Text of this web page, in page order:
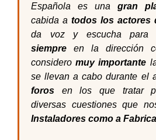
Española es una gran
cabida a todos los actores
da voz y escucha para
siempre en la dirección
consideromuy importante
se llevan a cabo durante el
foros en los que tratar
diversas cuestiones que
Instaladores como a